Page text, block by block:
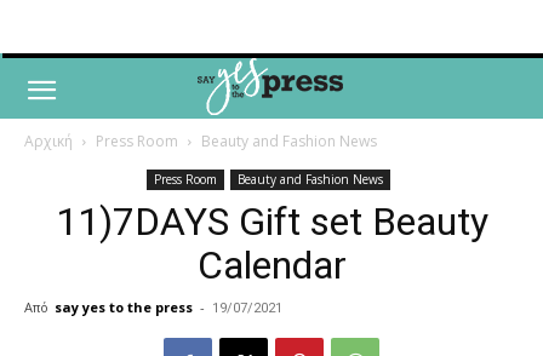
Αρχική Press Room Beauty and Fashion News
Press Room Beauty and Fashion News
11)7DAYS Gift set Beauty
Calendar
Από say yes to the press - 19/07/2021